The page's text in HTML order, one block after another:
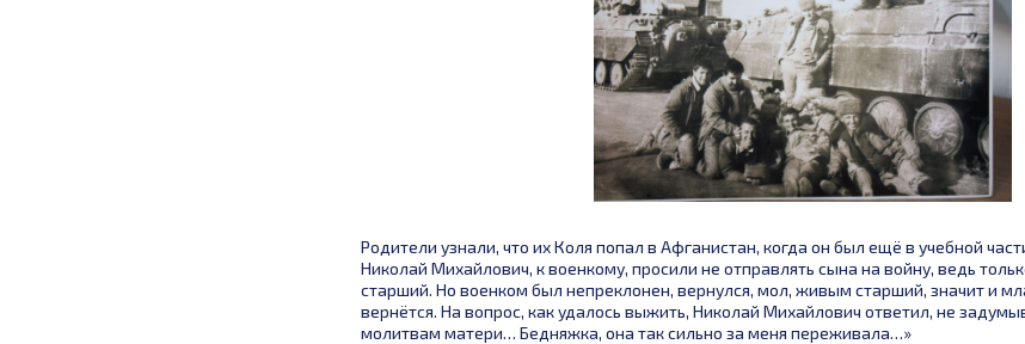
Родители узнали, что их Коля попал в Афганистан, когда он был ещё в учебной
Николай Михайлович, к военкому, просили не отправлять сына на войну, ведь
старший. Но военком был непреклонен, вернулся, мол, живым старший, значит и
вернётся. На вопрос, как удалось выжить, Николай Михайлович ответил, не
молитвам матери… Бедняжка, она так сильно за меня переживала…»